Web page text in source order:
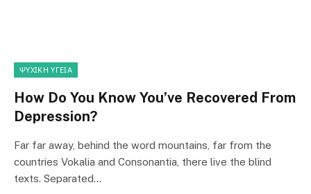
ΨΥΧΙΚΉ ΥΓΕΊΑ
How Do You Know You’ve Recovered From
Depression?
Far far away, behind the word mountains, far from the
countries Vokalia and Consonantia, there live the blind
texts. Separated…